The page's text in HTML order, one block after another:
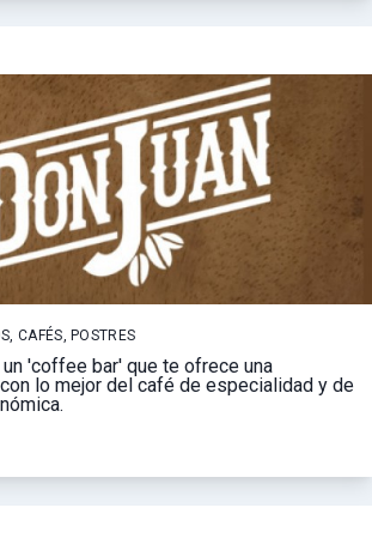
CAFÉS, POSTRES
'coffee bar' que te ofrece una
lo mejor del café de especialidad y de